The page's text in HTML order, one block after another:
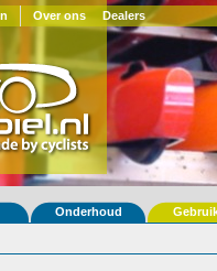
Over ons Dealers
Onderhoud